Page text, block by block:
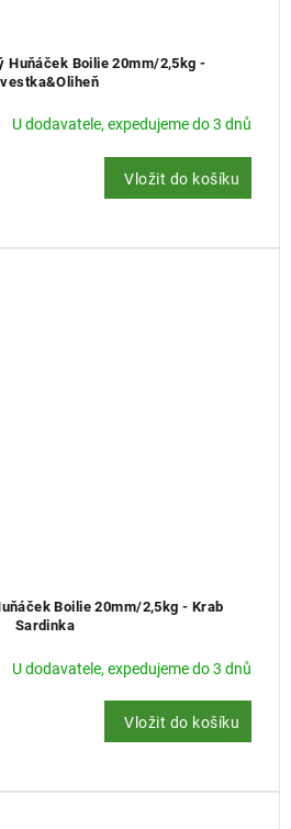
Huňáček Boilie 20mm/2,5kg -
U dodavatele, expedujeme do 3 dnů
Vložit do košíku
Boilie 20mm/2,5kg - Krab
Sardinka
U dodavatele, expedujeme do 3 dnů
Vložit do košíku